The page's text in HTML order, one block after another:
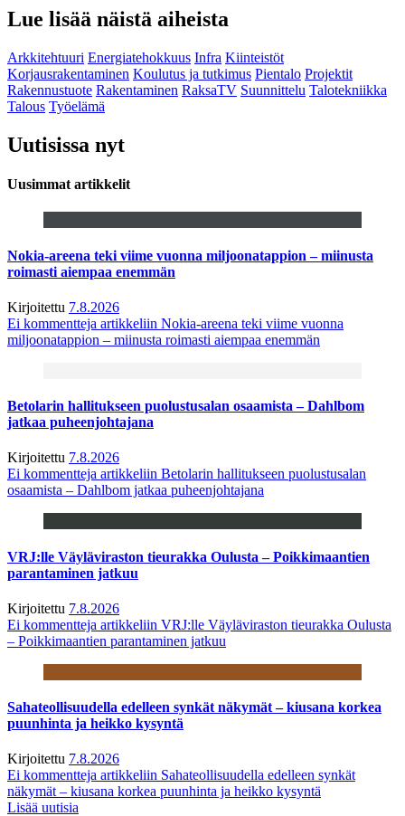
Lue lisää näistä aiheista
Arkkitehtuuri Energiatehokkuus Infra Kiinteistöt
Korjausrakentaminen Koulutus ja tutkimus Pientalo Projektit
Rakennustuote Rakentaminen RaksaTV Suunnittelu Talotekniikka
Talous Työelämä
Uutisissa nyt
Uusimmat artikkelit
Nokia-areena teki viime vuonna miljoonatappion – miinusta
roimasti aiempaa enemmän
Kirjoitettu 7.8.2026
Ei kommentteja artikkeliin Nokia-areena teki viime vuonna
miljoonatappion – miinusta roimasti aiempaa enemmän
Betolarin hallitukseen puolustusalan osaamista – Dahlbom
jatkaa puheenjohtajana
Kirjoitettu 7.8.2026
Ei kommentteja artikkeliin Betolarin hallitukseen puolustusalan
osaamista – Dahlbom jatkaa puheenjohtajana
VRJ:lle Väyläviraston tieurakka Oulusta – Poikkimaantien
parantaminen jatkuu
Kirjoitettu 7.8.2026
Ei kommentteja artikkeliin VRJ:lle Väyläviraston tieurakka Oulusta
– Poikkimaantien parantaminen jatkuu
Sahateollisuudella edelleen synkät näkymät – kiusana korkea
puunhinta ja heikko kysyntä
Kirjoitettu 7.8.2026
Ei kommentteja artikkeliin Sahateollisuudella edelleen synkät
näkymät – kiusana korkea puunhinta ja heikko kysyntä
Lisää uutisia